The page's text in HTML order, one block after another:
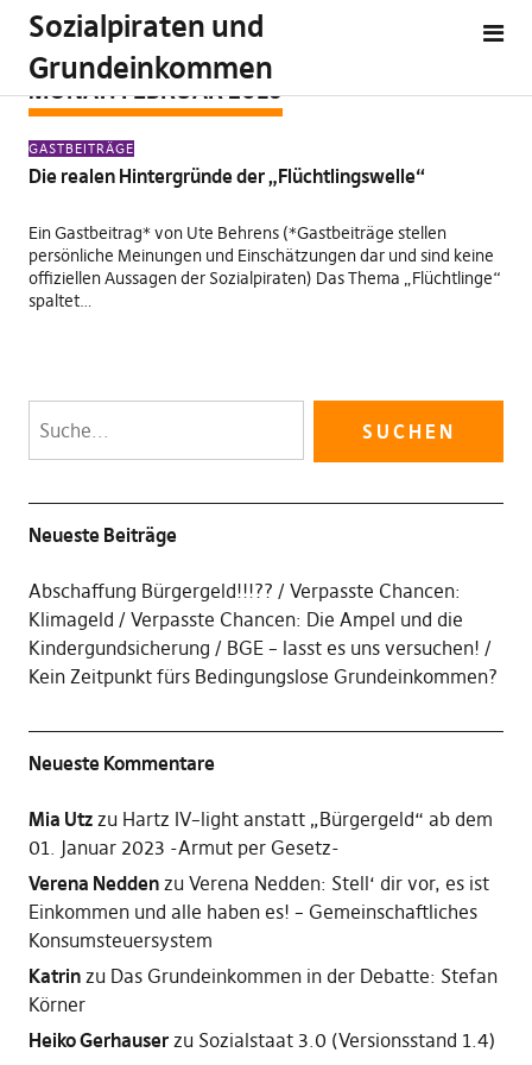
Sozialpiraten und
Grundeinkommen
MONAT:FEBRUAR 2016
GASTBEITRÄGE
Die realen Hintergründe der „Flüchtlingswelle“
Ein Gastbeitrag* von Ute Behrens (*Gastbeiträge stellen
persönliche Meinungen und Einschätzungen dar und sind keine
offiziellen Aussagen der Sozialpiraten) Das Thema „Flüchtlinge“
spaltet…
Neueste Beiträge
Abschaffung Bürgergeld!!!??
Verpasste Chancen:
Klimageld
Verpasste Chancen: Die Ampel und die
Kindergundsicherung
BGE – lasst es uns versuchen!
Kein Zeitpunkt fürs Bedingungslose Grundeinkommen?
Neueste Kommentare
Mia Utzzu Hartz IV–light anstatt „Bürgergeld“ ab dem
01. Januar 2023 -Armut per Gesetz-
Verena Neddenzu Verena Nedden: Stell‘ dir vor, es ist
Einkommen und alle haben es! – Gemeinschaftliches
Konsumsteuersystem
Katrinzu Das Grundeinkommen in der Debatte: Stefan
Körner
Heiko Gerhauserzu Sozialstaat 3.0 (Versionsstand 1.4)